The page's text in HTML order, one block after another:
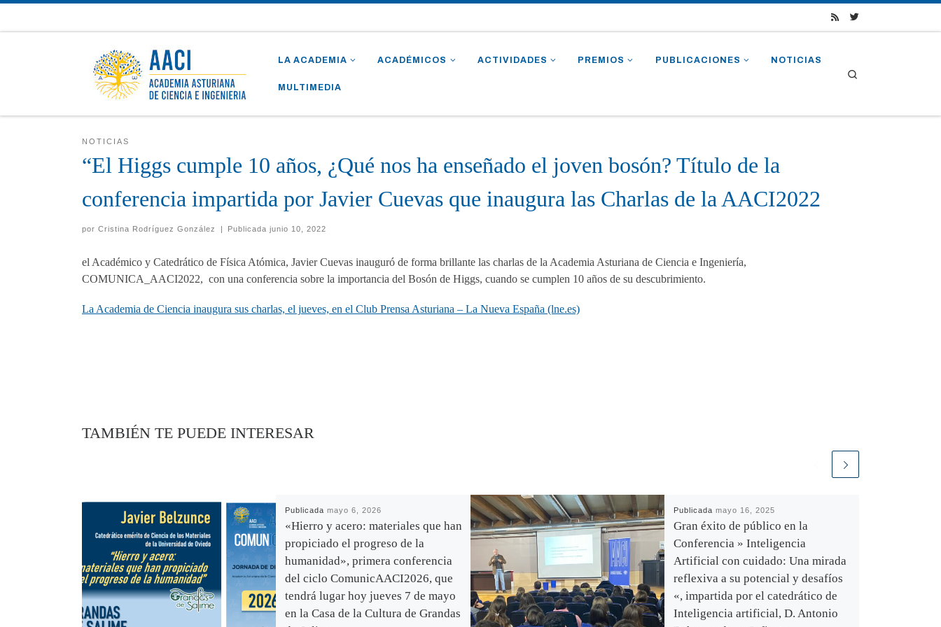
LA ACADEMIA ACADÉMICOS ACTIVIDADES PREMIOS PUBLICACIONES NOTICIAS
MULTIMEDIA
NOTICIAS
“El Higgs cumple 10 años, ¿Qué nos ha enseñado el joven bosón? Título de la
conferencia impartida por Javier Cuevas que inaugura las Charlas de la AACI2022
por Cristina Rodríguez González | Publicadajunio 10, 2022
el Académico y Catedrático de Física Atómica, Javier Cuevas inauguró de forma brillante las charlas de la Academia Asturiana de Ciencia e Ingeniería,
COMUNICA_AACI2022, con una conferencia sobre la importancia del Bosón de Higgs, cuando se cumplen 10 años de su descubrimiento.
La Academia de Ciencia inaugura sus charlas, el jueves, en el Club Prensa Asturiana – La Nueva España (lne.es)
TAMBIÉN TE PUEDE INTERESAR
Publicada mayo 6, 2026
«Hierro y acero: materiales que han
propiciado el progreso de la
humanidad», primera conferencia
del ciclo ComunicAACI2026, que
tendrá lugar hoy jueves 7 de mayo
en la Casa de la Cultura de Grandas
Publicada mayo 16, 2025
Gran éxito de público en la
Conferencia » Inteligencia
Artificial con cuidado: Una mirada
reflexiva a su potencial y desafíos
«, impartida por el catedrático de
Inteligencia artificial, D. Antonio